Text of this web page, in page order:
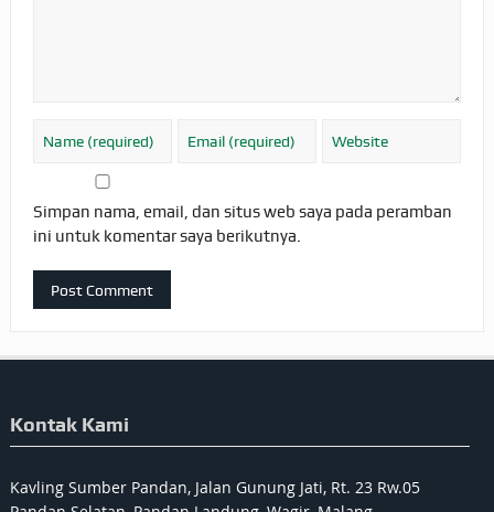
Simpan nama, email, dan situs web saya pada peramban
ini untuk komentar saya berikutnya.
Kontak Kami
Kavling Sumber Pandan, Jalan Gunung Jati, Rt. 23 Rw.05